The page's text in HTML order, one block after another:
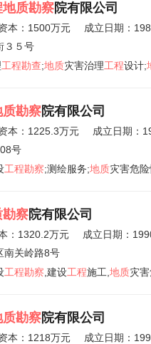
质勘察院有限公司
本：1500万元
成立日期：
３５号
工程勘查;地质灾害治理工程设计;
勘察院有限公司
本：1225.3万元
成立日期：
号
工程勘察;测绘服务;地质灾害危
勘察院有限公司
：1320.2万元
成立日期：
南关岭路8号
工程勘察 ,建设工程施工, 地质灾
勘察院有限公司
本：1218万元
成立日期：